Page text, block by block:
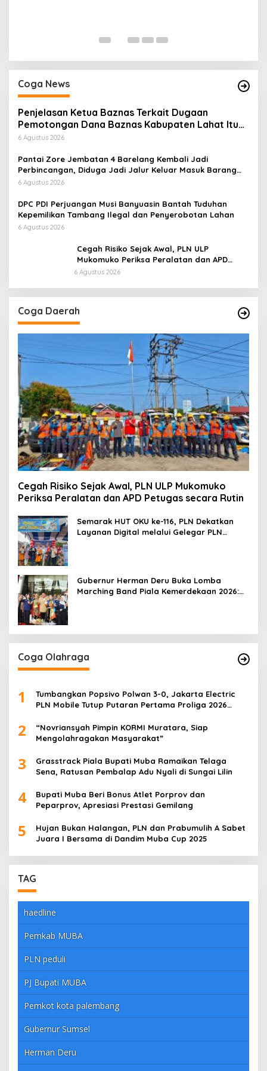
Coga News
Penjelasan Ketua Baznas Terkait Dugaan
Pemotongan Dana Baznas Kabupaten Lahat Itu
Tidak Benar
6 Agustus 2026
Pantai Zore Jembatan 4 Barelang Kembali Jadi
Perbincangan, Diduga Jadi Jalur Keluar Masuk Barang
Tanpa Dokumen Kepabeanan, Nama Berinisial WL
di Kawasan Pesisir
6 Agustus 2026
DPC PDI Perjuangan Musi Banyuasin Bantah Tuduhan
Kepemilikan Tambang Ilegal dan Penyerobotan Lahan
6 Agustus 2026
Cegah Risiko Sejak Awal, PLN ULP
Mukomuko Periksa Peralatan dan APD
Petugas secara Rutin
6 Agustus 2026
Coga Daerah
Cegah Risiko Sejak Awal, PLN ULP Mukomuko
Periksa Peralatan dan APD Petugas secara Rutin
Semarak HUT OKU ke-116, PLN Dekatkan
Layanan Digital melalui Gelegar PLN
Gubernur Herman Deru Buka Lomba
Marching Band Piala Kemerdekaan 2026:
Coga Olahraga
1
Tumbangkan Popsivo Polwan 3-0, Jakarta Electric
PLN Mobile Tutup Putaran Pertama Proliga 2026
2
“Novriansyah Pimpin KORMI Muratara, Siap
Mengolahragakan Masyarakat”
3
Grasstrack Piala Bupati Muba Ramaikan Telaga
Sena, Ratusan Pembalap Adu Nyali di Sungai Lilin
4
Bupati Muba Beri Bonus Atlet Porprov dan
Peparprov, Apresiasi Prestasi Gemilang
5
Hujan Bukan Halangan, PLN dan Prabumulih A Sabet
Juara I Bersama di Dandim Muba Cup 2025
TAG
haedline
Pemkab MUBA
PLN peduli
PJ Bupati MUBA
Pemkot kota palembang
Gubernur Sumsel
Herman Deru